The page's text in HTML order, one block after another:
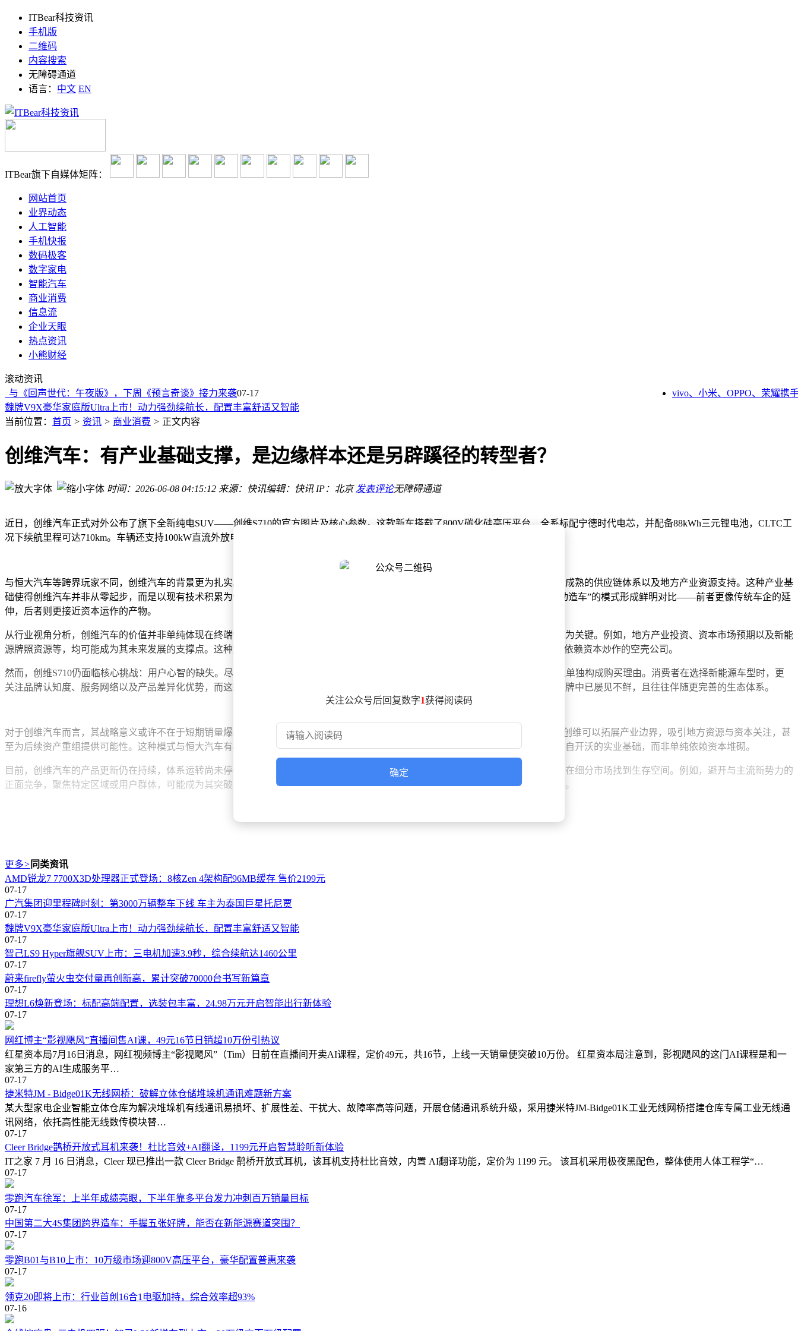
ITBear科技资讯
手机版
二维码
内容搜索
无障碍通道
语言： 中文 EN
ITBear旗下自媒体矩阵：
网站首页
业界动态
人工智能
手机快报
数码极客
数字家电
智能汽车
商业消费
信息流
企业天眼
热点资讯
小熊财经
滚动资讯
《回声世代：午夜版》，下周《预言奇谈》接力来袭07-17 vivo、小米、OPPO、荣耀携手
AMD锐龙7 7700X3D处理器正式登场：8核Zen 4架构配96MB缓存 售价2199元
广汽集团迎里程碑时刻：第3000万辆整车下线 车主为泰国巨星托尼贾
魏牌V9X豪华家庭版Ultra上市！动力强劲续航长，配置丰富舒适又智能
智己LS9 Hyper旗舰SUV上市：三电机加速3.9秒，综合续航达1460公里
理想L6焕新登场：标配高端配置，选装包丰富，24.98万元开启智能出行新体验
网红博主“影视飓风”直播间售AI课，49元16节日销超10万份引热议
捷米特JM - Bidge01K无线网桥：破解立体仓储堆垛机通讯难题新方案
Cleer Bridge鹊桥开放式耳机来袭！杜比音效+AI翻译，1199元开启智慧聆听新体验
AMD锐龙7 7700X3D处理器正式登场：8核Zen 4架构配96MB缓存 售价2199元
当前位置： 首页 > 资讯 > 商业消费 > 正文内容
创维汽车：有产业基础支撑，是边缘样本还是另辟蹊径的转型者？
时间：2026-06-08 04:15:12 来源：快讯编辑：快讯 IP：北京 发表评论无障碍通道
近日，创维汽车正式对外公布了旗下全新纯电SUV——创维S710的官方图片及核心参数。这款新车搭载了800V碳化硅高压平台，全系标配宁德时代电芯，并配备88kWh三元锂电池，CLTC工
况下续航里程可达710km。车辆还支持100kW直流外放电功能，从账面数据来看，其性能表现已跻身主流新能源SUV行列。
与恒大汽车等跨界玩家不同，创维汽车的背景更为扎实。其母公司开沃集团在新能源商用车领域深耕多年，拥有完整的整车制造资质、成熟的供应链体系以及地方产业资源支持。这种产业基
础使得创维汽车并非从零起步，而是以现有技术积累为依托，试图通过消费品牌“创维”切入乘用车市场。这种路径与恒大汽车“资本驱动造车”的模式形成鲜明对比——前者更像传统车企的延
伸，后者则更接近资本运作的产物。
从行业视角分析，创维汽车的价值并非单纯体现在终端销量上。在新能源产能过剩的背景下，其资质、工厂、供应链等资产组合能力成为关键。例如，地方产业投资、资本市场预期以及新能
源牌照资源等，均可能成为其未来发展的支撑点。这种定位使其更接近“边缘整车样本”——既非主流新势力的直接竞争对手，也非完全依赖资本炒作的空壳公司。
然而，创维S710仍面临核心挑战：用户心智的缺失。尽管710km续航、800V高压平台等参数已达行业主流水平，但这些技术亮点已难以单独构成购买理由。消费者在选择新能源车型时，更
关注品牌认知度、服务网络以及产品差异化优势，而这些恰恰是创维汽车目前所欠缺的。例如，同样参数的车型在比亚迪、特斯拉等品牌中已屡见不鲜，且往往伴随更完善的生态体系。
对于创维汽车而言，其战略意义或许不在于短期销量爆发，而在于成为集团新能源转型的“符号”与资本叙事的“接口”。通过汽车业务，创维可以拓展产业边界，吸引地方资源与资本关注，甚
至为后续资产重组提供可能性。这种模式与恒大汽车有相似之处——均试图通过汽车承载更大的产业故事；但差异在于，创维的底气来自开沃的实业基础，而非单纯依赖资本堆砌。
目前，创维汽车的产品更新仍在持续，体系运转尚未停滞。尽管其消费者认知度有限，但只要保持技术迭代与产业资源整合，仍有机会在细分市场找到生存空间。例如，避开与主流新势力的
正面竞争，聚焦特定区域或用户群体，可能成为其突破口。不过，这一路径的成功与否，仍取决于其能否在用户心智层面建立独特价值。
关注公众号后回复数字1获得阅读码
确定
更多> 同类资讯
AMD锐龙7 7700X3D处理器正式登场：8核Zen 4架构配96MB缓存 售价2199元
07-17
广汽集团迎里程碑时刻：第3000万辆整车下线 车主为泰国巨星托尼贾
07-17
魏牌V9X豪华家庭版Ultra上市！动力强劲续航长，配置丰富舒适又智能
07-17
智己LS9 Hyper旗舰SUV上市：三电机加速3.9秒，综合续航达1460公里
07-17
蔚来firefly萤火虫交付量再创新高，累计突破70000台书写新篇章
07-17
理想L6焕新登场：标配高端配置，选装包丰富，24.98万元开启智能出行新体验
07-17
网红博主“影视飓风”直播间售AI课，49元16节日销超10万份引热议
红星资本局7月16日消息，网红视频博主“影视飓风”（Tim）日前在直播间开卖AI课程，定价49元，共16节，上线一天销量便突破10万份。 红星资本局注意到，影视飓风的这门AI课程是和一
家第三方的AI生成服务平…
07-17
捷米特JM - Bidge01K无线网桥：破解立体仓储堆垛机通讯难题新方案
某大型家电企业智能立体仓库为解决堆垛机有线通讯易损坏、扩展性差、干扰大、故障率高等问题，开展仓储通讯系统升级，采用捷米特JM-Bidge01K工业无线网桥搭建仓库专属工业无线通
讯网络，依托高性能无线数传模块替…
07-17
Cleer Bridge鹊桥开放式耳机来袭！杜比音效+AI翻译，1199元开启智慧聆听新体验
IT之家 7 月 16 日消息，Cleer 现已推出一款 Cleer Bridge 鹊桥开放式耳机，该耳机支持杜比音效，内置 AI翻译功能，定价为 1199 元。 该耳机采用极夜黑配色，整体使用人体工程学“…
07-17
零跑汽车徐军：上半年成绩亮眼，下半年靠多平台发力冲刺百万销量目标
07-17
中国第二大4S集团跨界造车：手握五张好牌，能否在新能源赛道突围？
07-17
零跑B01与B10上市：10万级市场迎800V高压平台，豪华配置普惠来袭
07-17
领克20即将上市：行业首创16合1电驱加持，综合效率超93%
07-16